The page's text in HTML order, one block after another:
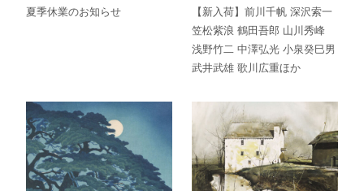
夏季休業のお知らせ
【新入荷】前川千帆 深沢索一
笠松紫浪 鶴田吾郎 山川秀峰
浅野竹二 中澤弘光 小泉癸巳男
武井武雄 歌川広重ほか